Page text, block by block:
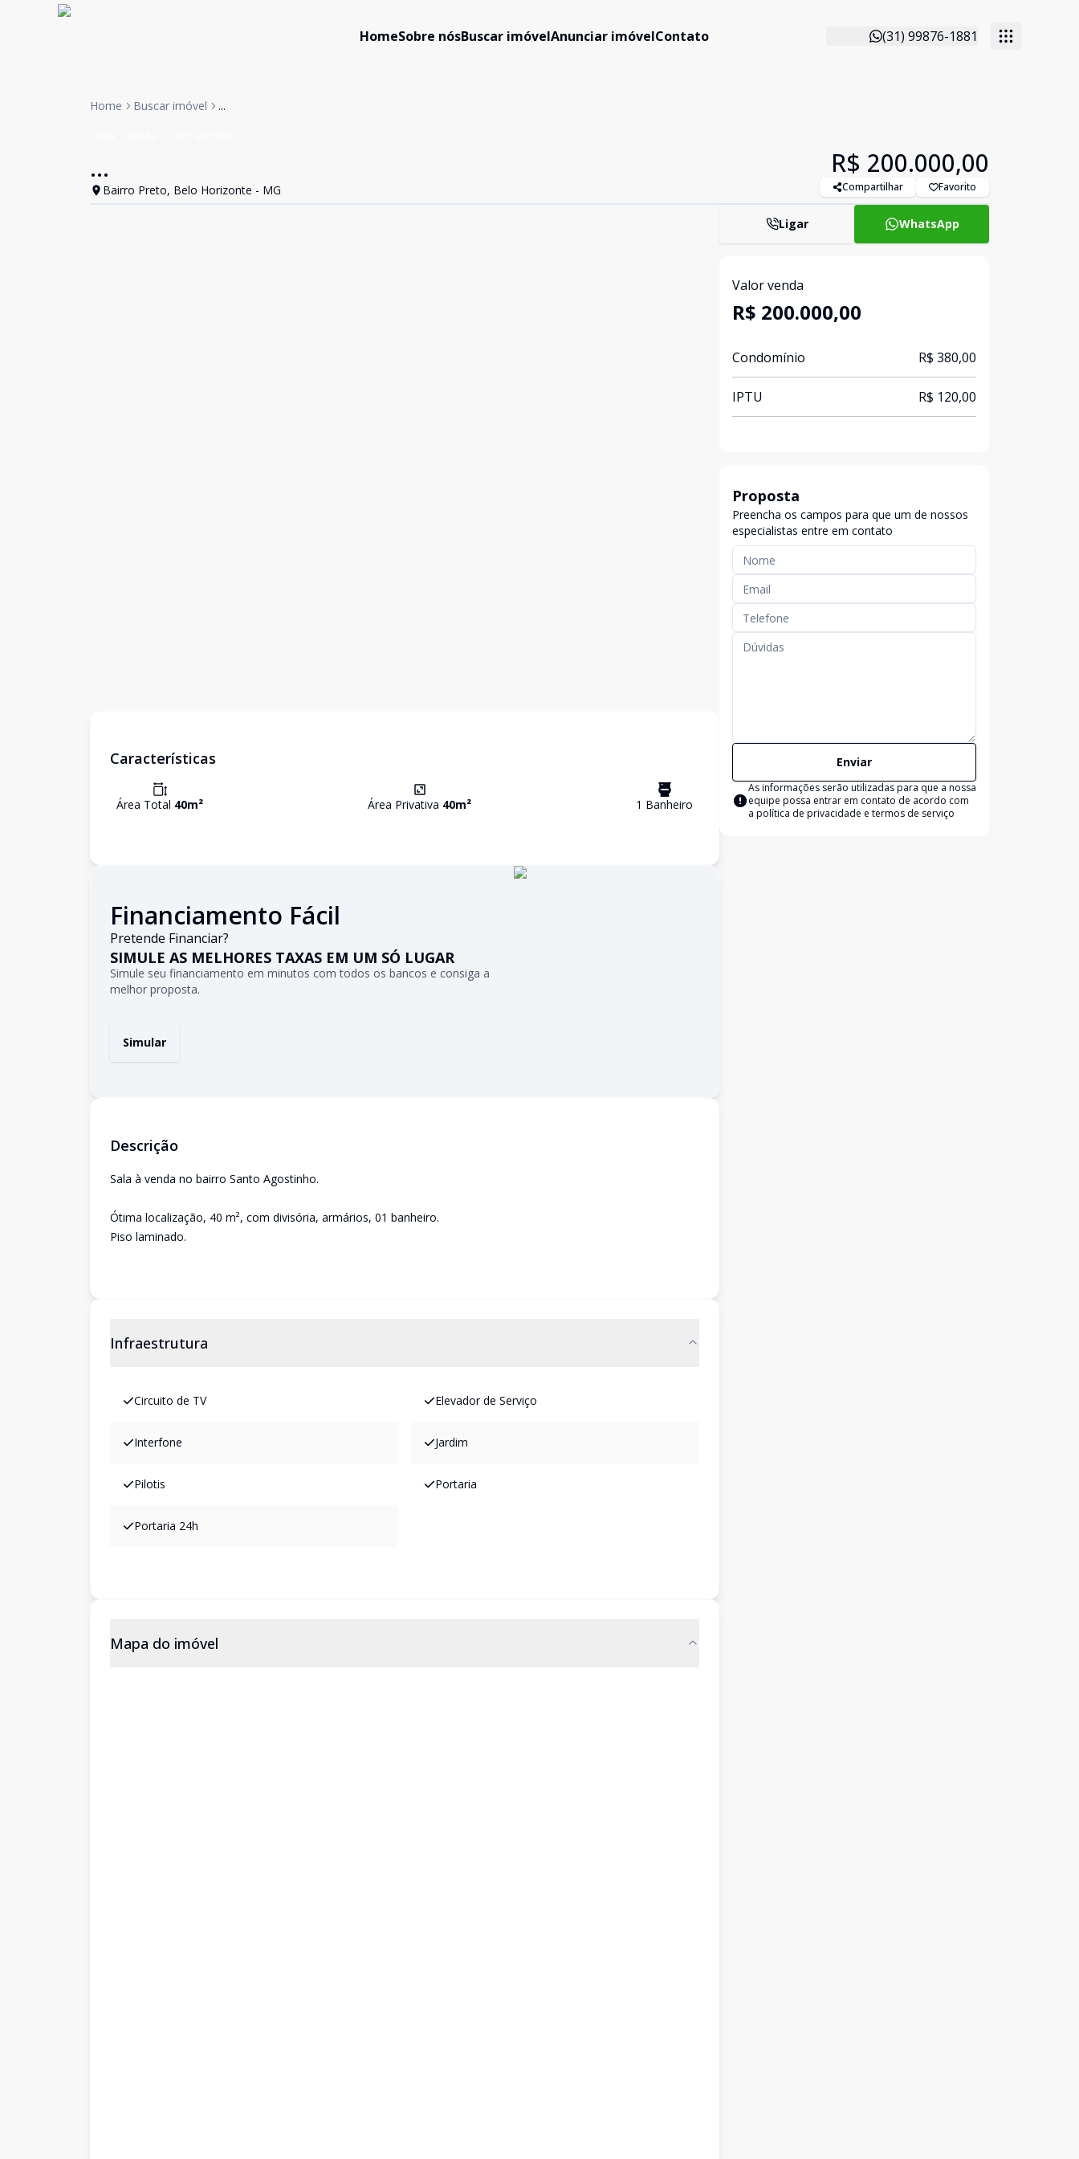
HomeSobre nósBuscar imóvelAnunciar imóvelContato (31) 99876-1881
Home Buscar imóvel ...
...
Bairro Preto, Belo Horizonte - MG
R$ 200.000,00
Compartilhar Favorito
Características
Área Total 40m² Área Privativa 40m² 1 Banheiro
Financiamento Fácil
Pretende Financiar?
SIMULE AS MELHORES TAXAS EM UM SÓ LUGAR
Simule seu financiamento em minutos com todos os bancos e consiga a
melhor proposta.
Simular
Descrição
Sala à venda no bairro Santo Agostinho.
Ótima localização, 40 m², com divisória, armários, 01 banheiro.
Piso laminado.
Infraestrutura
Circuito de TV Elevador de Serviço
Interfone Jardim
Pilotis Portaria
Portaria 24h
Mapa do imóvel
Ligar WhatsApp
Valor venda
R$ 200.000,00
Condomínio R$ 380,00
IPTU R$ 120,00
Proposta
Preencha os campos para que um de nossos
especialistas entre em contato
Enviar
As informações serão utilizadas para que a nossa
equipe possa entrar em contato de acordo com
a política de privacidade e termos de serviço